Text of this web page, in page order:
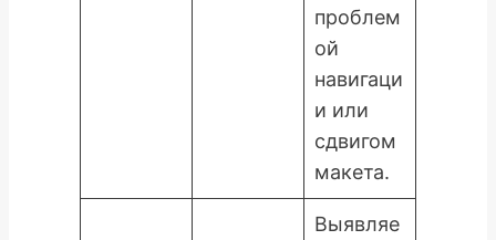
проблем
ой
навигаци
и или
сдвигом
макета.
Выявляе